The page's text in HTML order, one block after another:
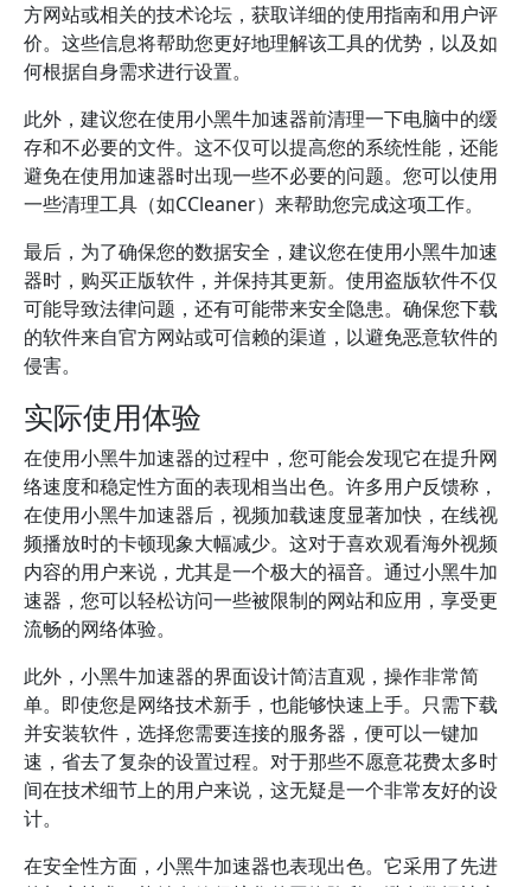
方网站或相关的技术论坛，获取详细的使用指南和用户评
价。这些信息将帮助您更好地理解该工具的优势，以及如
何根据自身需求进行设置。
此外，建议您在使用小黑牛加速器前清理一下电脑中的缓
存和不必要的文件。这不仅可以提高您的系统性能，还能
避免在使用加速器时出现一些不必要的问题。您可以使用
一些清理工具（如CCleaner）来帮助您完成这项工作。
最后，为了确保您的数据安全，建议您在使用小黑牛加速
器时，购买正版软件，并保持其更新。使用盗版软件不仅
可能导致法律问题，还有可能带来安全隐患。确保您下载
的软件来自官方网站或可信赖的渠道，以避免恶意软件的
侵害。
实际使用体验
在使用小黑牛加速器的过程中，您可能会发现它在提升网
络速度和稳定性方面的表现相当出色。许多用户反馈称，
在使用小黑牛加速器后，视频加载速度显著加快，在线视
频播放时的卡顿现象大幅减少。这对于喜欢观看海外视频
内容的用户来说，尤其是一个极大的福音。通过小黑牛加
速器，您可以轻松访问一些被限制的网站和应用，享受更
流畅的网络体验。
此外，小黑牛加速器的界面设计简洁直观，操作非常简
单。即使您是网络技术新手，也能够快速上手。只需下载
并安装软件，选择您需要连接的服务器，便可以一键加
速，省去了复杂的设置过程。对于那些不愿意花费太多时
间在技术细节上的用户来说，这无疑是一个非常友好的设
计。
在安全性方面，小黑牛加速器也表现出色。它采用了先进